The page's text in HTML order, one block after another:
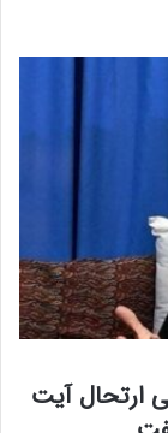
ارتحال آیت